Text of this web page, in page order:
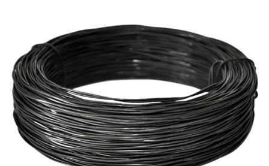
Arame recozido para amarrar ferragem
Arame recozido para construção
Arame recozido torcido 1kg
Arame recozido trançado
Arame solda mig
Arame solda mig 0 8
Arame solda mig 1 0